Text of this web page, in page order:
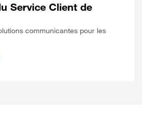
Service Client de
communicantes pour les